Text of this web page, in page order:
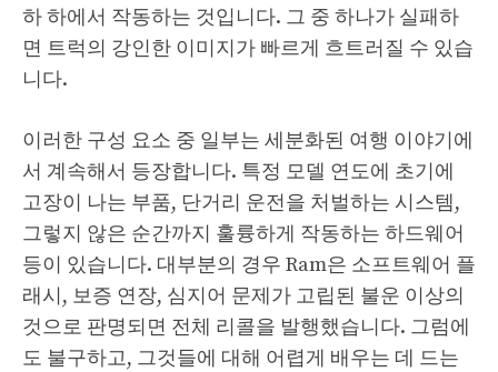
하 하에서 작동하는 것입니다. 그 중 하나가 실패하
면 트럭의 강인한 이미지가 빠르게 흐트러질 수 있습
니다.
이러한 구성 요소 중 일부는 세분화된 여행 이야기에
서 계속해서 등장합니다. 특정 모델 연도에 초기에
고장이 나는 부품, 단거리 운전을 처벌하는 시스템,
그렇지 않은 순간까지 훌륭하게 작동하는 하드웨어
등이 있습니다. 대부분의 경우 Ram은 소프트웨어 플
래시, 보증 연장, 심지어 문제가 고립된 불운 이상의
것으로 판명되면 전체 리콜을 발행했습니다. 그럼에
도 불구하고, 그것들에 대해 어렵게 배우는 데 드는